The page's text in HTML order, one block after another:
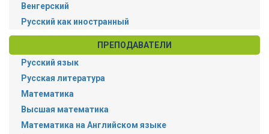
Венгерский
Русский как иностранный
ПРЕПОДАВАТЕЛИ
Русский язык
Русская литература
Математика
Высшая математика
Математика на Английском языке